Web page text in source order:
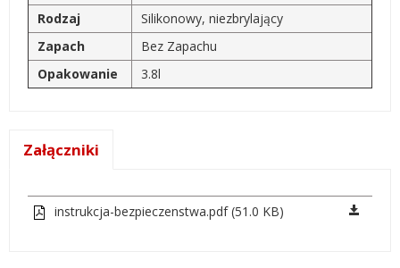
Rodzaj
Silikonowy, niezbrylający
Zapach
Bez Zapachu
Opakowanie
3.8l
Załączniki
instrukcja-bezpieczenstwa.pdf (51.0 KB)